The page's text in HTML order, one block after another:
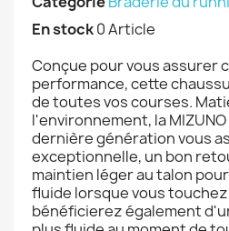
En stock0 Article
Conçue pour vous assurer
performance, cette
de toutes vos courses.
l'environnement, la MIZUNO
dernière génération vous
exceptionnelle, un bon
maintien léger au talon
fluide lorsque vous touchez
bénéficierez également